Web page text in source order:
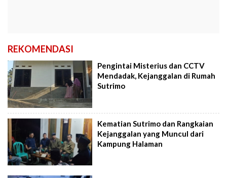
REKOMENDASI
Pengintai Misterius dan CCTV
Mendadak, Kejanggalan di Rumah
Sutrimo
Kematian Sutrimo dan Rangkaian
Kejanggalan yang Muncul dari
Kampung Halaman